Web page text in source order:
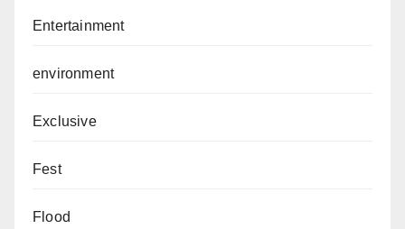
Entertainment
environment
Exclusive
Fest
Flood